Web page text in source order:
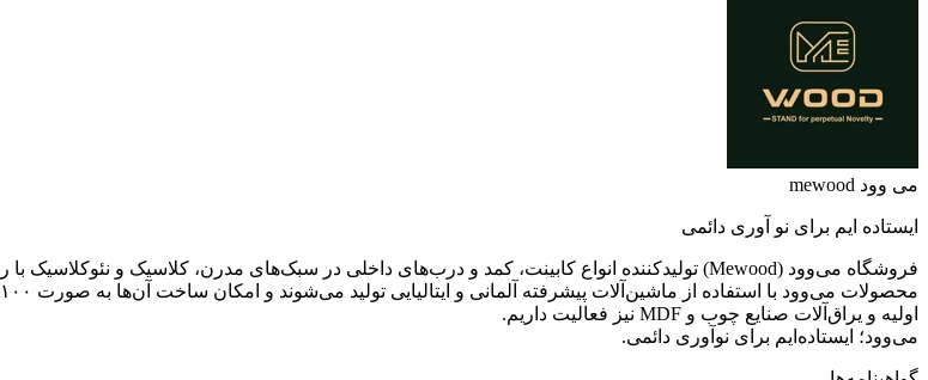
می وود mewood
ایستاده ایم برای نو آوری دائمی
فروشگاه می‌وود (Mewood) تولیدکننده انواع کابینت، کمد و درب‌های داخلی در سبک‌های مدرن، کلاسیک و نئوکلاسیک با روکش چوب طبیعی، ممبران و رنگ پلی‌اورتان هست.
اولیه و یراق‌آلات صنایع چوب و MDF نیز فعالیت داریم.
می‌وود؛ ایستاده‌ایم برای نوآوری دائمی.